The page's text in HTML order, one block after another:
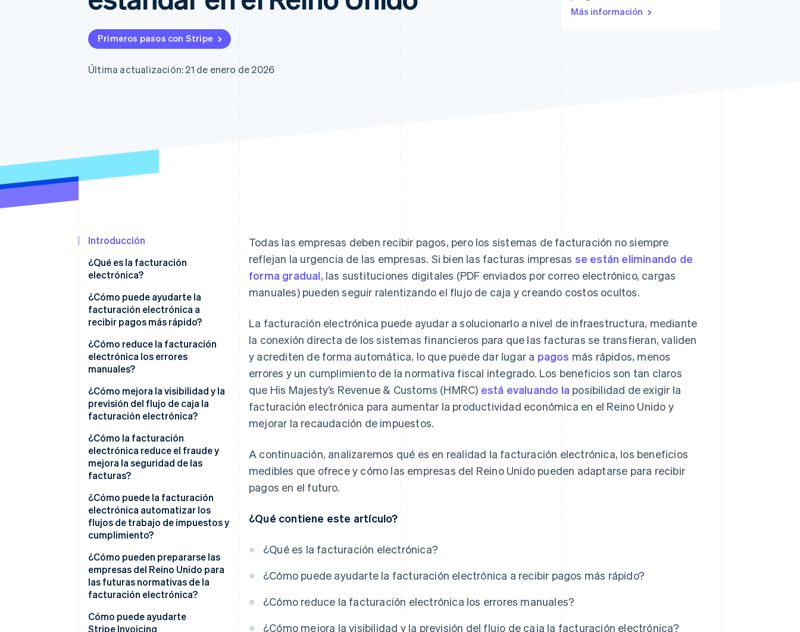
Optimizaciones de aceptación
Proceso de compra acelerado
Financial ConnectionsPrimeros pasos con Stripe
Última actualización: 21 de enero de 2026
Más información
Introducción
¿Qué es la facturación
electrónica?
¿Cómo puede ayudarte la
facturación electrónica a
recibir pagos más rápido?
¿Cómo reduce la facturación
electrónica los errores
manuales?
¿Cómo mejora la visibilidad y la
previsión del flujo de caja la
facturación electrónica?
¿Cómo la facturación
electrónica reduce el fraude y
mejora la seguridad de las
facturas?
Creado para cambio seguro
Autenticación por diseño
Un registro de auditoría más
limpio
¿Cómo puede la facturación
electrónica automatizar los
flujos de trabajo de impuestos y
cumplimiento?
Cumplimiento integrado
Registro de auditoría listo para
usar
Informes en tiempo real
¿Cómo pueden prepararse las
empresas del Reino Unido para
las futuras normativas de la
facturación electrónica?
Vigila las políticas
Cómo puede ayudarte
Stripe Invoicing
Todas las empresas deben recibir pagos, pero los sistemas de facturación no siempre
reflejan la urgencia de las empresas. Si bien las facturas impresas se están eliminando de
forma gradual, las sustituciones digitales (PDF enviados por correo electrónico, cargas
manuales) pueden seguir ralentizando el flujo de caja y creando costos ocultos.
La facturación electrónica puede ayudar a solucionarlo a nivel de infraestructura, mediante
la conexión directa de los sistemas financieros para que las facturas se transfieran, validen
y acrediten de forma automática, lo que puede dar lugar a pagos más rápidos, menos
errores y un cumplimiento de la normativa fiscal integrado. Los beneficios son tan claros
que His Majesty’s Revenue & Customs (HMRC) está evaluando la posibilidad de exigir la
facturación electrónica para aumentar la productividad económica en el Reino Unido y
mejorar la recaudación de impuestos.
A continuación, analizaremos qué es en realidad la facturación electrónica, los beneficios
medibles que ofrece y cómo las empresas del Reino Unido pueden adaptarse para recibir
pagos en el futuro.
¿Qué contiene este artículo?
¿Qué es la facturación electrónica?
¿Cómo puede ayudarte la facturación electrónica a recibir pagos más rápido?
¿Cómo reduce la facturación electrónica los errores manuales?
¿Cómo mejora la visibilidad y la previsión del flujo de caja la facturación electrónica?